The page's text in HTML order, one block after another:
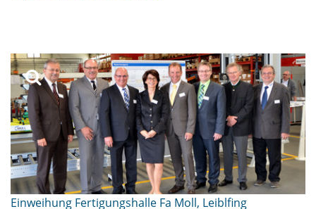
Einweihung Fertigungshalle Fa Moll, Leiblfing